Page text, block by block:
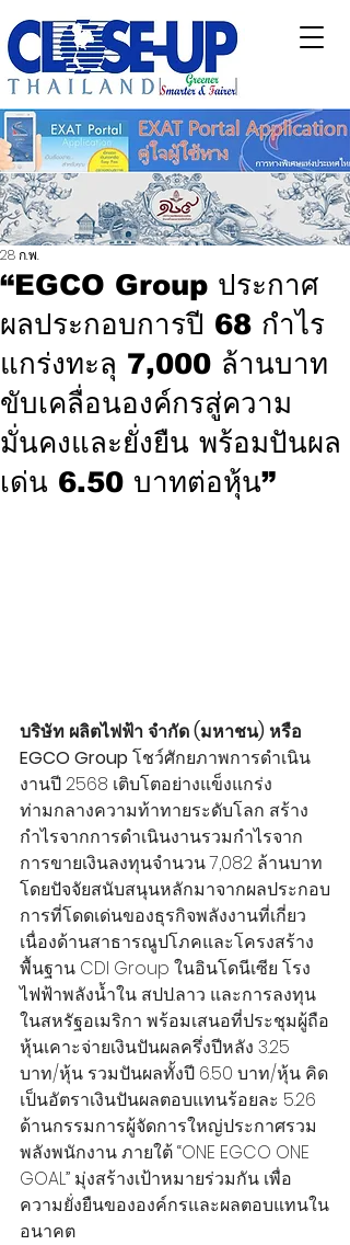
“EGCO Group ประกาศ
ผลประกอบการปี 68 กำไร
แกร่งทะลุ 7,000 ล้านบาท
ขับเคลื่อนองค์กรสู่ความ
มั่นคงและยั่งยืน พร้อมปันผล
เด่น 6.50 บาทต่อหุ้น”
28 ก.พ.
บริษัท ผลิตไฟฟ้า จำกัด (มหาชน) หรือ
EGCO Group โชว์ศักยภาพการดำเนิน
งานปี 2568 เติบโตอย่างแข็งแกร่ง
ท่ามกลางความท้าทายระดับโลก สร้าง
กำไรจากการดำเนินงานรวมกำไรจาก
การขายเงินลงทุนจำนวน 7,082 ล้านบาท
โดยปัจจัยสนับสนุนหลักมาจากผลประกอบ
การที่โดดเด่นของธุรกิจพลังงานที่เกี่ยว
เนื่องด้านสาธารณูปโภคและโครงสร้าง
พื้นฐาน CDI Group ในอินโดนีเซีย โรง
ไฟฟ้าพลังน้ำใน สปป.ลาว และการลงทุน
ในสหรัฐอเมริกา พร้อมเสนอที่ประชุมผู้ถือ
หุ้นเคาะจ่ายเงินปันผลครึ่งปีหลัง 3.25
บาท/หุ้น รวมปันผลทั้งปี 6.50 บาท/หุ้น คิด
เป็นอัตราเงินปันผลตอบแทนร้อยละ 5.26
ด้านกรรมการผู้จัดการใหญ่ประกาศรวม
พลังพนักงาน ภายใต้ “ONE EGCO ONE
GOAL” มุ่งสร้างเป้าหมายร่วมกัน เพื่อ
ความยั่งยืนขององค์กรและผลตอบแทนใน
อนาคต